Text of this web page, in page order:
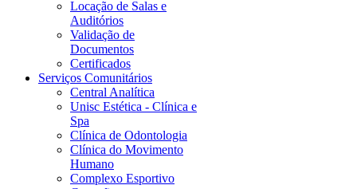
Locação de Salas e
Auditórios
Validação de
Documentos
Certificados
Serviços Comunitários
Central Analítica
Unisc Estética - Clínica e
Spa
Clínica de Odontologia
Clínica do Movimento
Humano
Complexo Esportivo